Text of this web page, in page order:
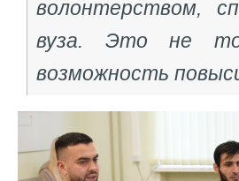
волонтерством,
вуза. Это не
возможность